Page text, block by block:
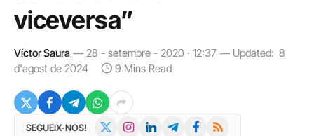
viceversa”
Víctor Saura 28 - setembre - 2020 · 12:37 Updated: 8
d'agost de 2024
9 Mins Read
SEGUEIX-NOS! InstagramLinkedInTelegramFacebook
RSS